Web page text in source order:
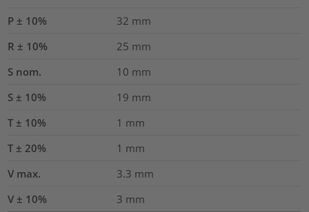
P ± 10%
32 mm
R ± 10%
25 mm
S nom.
10 mm
S ± 10%
19 mm
T ± 10%
1 mm
T ± 20%
1 mm
V max.
3.3 mm
V ± 10%
3 mm